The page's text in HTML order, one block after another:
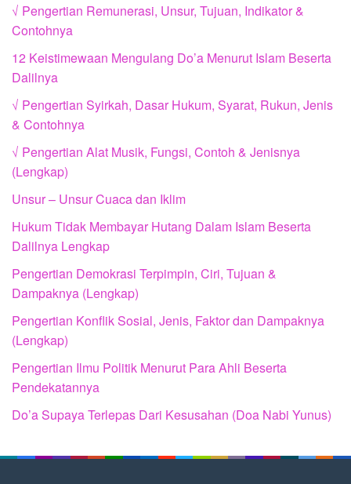
√ Pengertian Remunerasi, Unsur, Tujuan, Indikator &
Contohnya
12 Keistimewaan Mengulang Do’a Menurut Islam Beserta
Dalilnya
√ Pengertian Syirkah, Dasar Hukum, Syarat, Rukun, Jenis
& Contohnya
√ Pengertian Alat Musik, Fungsi, Contoh & Jenisnya
(Lengkap)
Unsur – Unsur Cuaca dan Iklim
Hukum Tidak Membayar Hutang Dalam Islam Beserta
Dalilnya Lengkap
Pengertian Demokrasi Terpimpin, Ciri, Tujuan &
Dampaknya (Lengkap)
Pengertian Konflik Sosial, Jenis, Faktor dan Dampaknya
(Lengkap)
Pengertian Ilmu Politik Menurut Para Ahli Beserta
Pendekatannya
Do’a Supaya Terlepas Dari Kesusahan (Doa Nabi Yunus)